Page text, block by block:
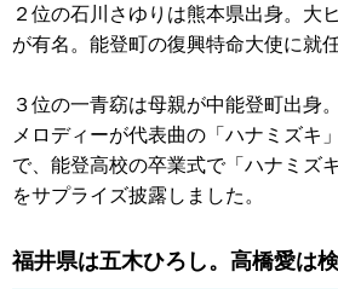
２位の石川さゆりは熊本県出身。大
が有名。能登町の復興特命大使に就
３位の一青窈は母親が中能登町出身
メロディーが代表曲の「ハナミズキ
で、能登高校の卒業式で「ハナミズ
をサプライズ披露しました。
福井県は五木ひろし。高橋愛は